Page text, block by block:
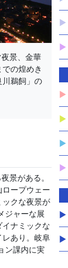
景、金華
の煌めき
川鵜飼」の
景がある。
ープウェー
クな夜景が
ジャーな展
ナミックな
あり。岐阜
ン課内に実